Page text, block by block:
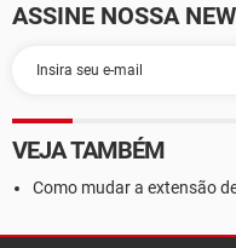
ASSINE NOSSA
VEJA TAMBÉM
Como mudar a extensão